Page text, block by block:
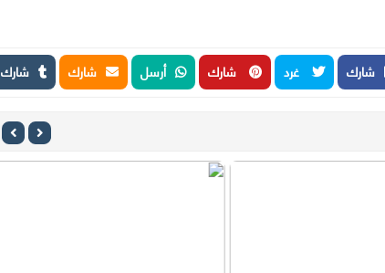
شارك غرد شارك أرسل شارك شارك